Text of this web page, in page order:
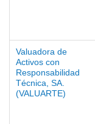
Valuadora de
Activos con
Responsabilidad
Técnica, SA.
(VALUARTE)